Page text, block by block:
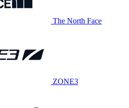
The North Face
ZONE3